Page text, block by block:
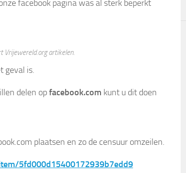
facebook pagina was al sterk beperkt
Vrijewereld.org artikelen.
geval is.
delen opfacebook.com kunt u dit doen
plaatsen en zo de censuur omzeilen.
5fd000d15400172939b7edd9